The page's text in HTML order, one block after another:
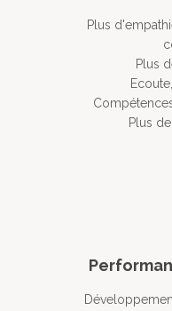
Plus
Plus
Plus